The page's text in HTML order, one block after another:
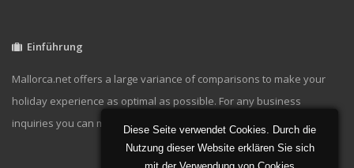
Einführung
Mallorca.net offers a large variance of comparisons to make your
holiday experience as optimal as possible. For any business
inquiries you can message us atinfo@kv.de.
Diese Seite verwendet Cookies. Durch die
Nutzung dieser Website erklären Sie sich